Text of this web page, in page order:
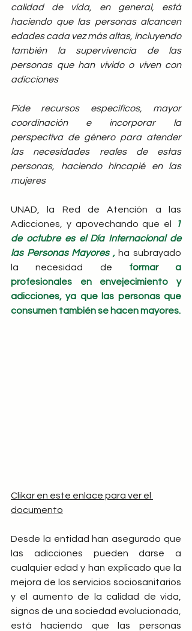
calidad de vida, en general, está
haciendo que las personas alcancen
edades cada vez más altas, incluyendo
también la supervivencia de las
personas que han vivido o viven con
adicciones
Pide recursos específicos, mayor
coordinación e incorporar la
perspectiva de género para atender
las necesidades reales de estas
personas, haciendo hincapié en las
mujeres
UNAD, la Red de Atención a las
Adicciones, y apovechando que el
1
de octubre es el Día Internacional de
las Personas Mayores , ha subrayado
la necesidad de formar a
profesionales en envejecimiento y
adicciones, ya que las personas que
consumen también se hacen mayores.
Clikar en este enlace para ver el
documento
Desde la entidad han asegurado que
las adicciones pueden darse a
cualquier edad y han explicado que la
mejora de los servicios sociosanitarios
y el aumento de la calidad de vida,
signos de una sociedad evolucionada,
está haciendo que las personas